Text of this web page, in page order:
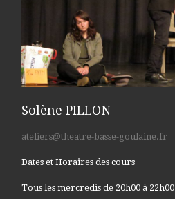
Solène PILLON
ateliers@theatre-basse-goulaine.fr
Dates et Horaires des cours
Tous les mercredis de 20h00 à 22h00